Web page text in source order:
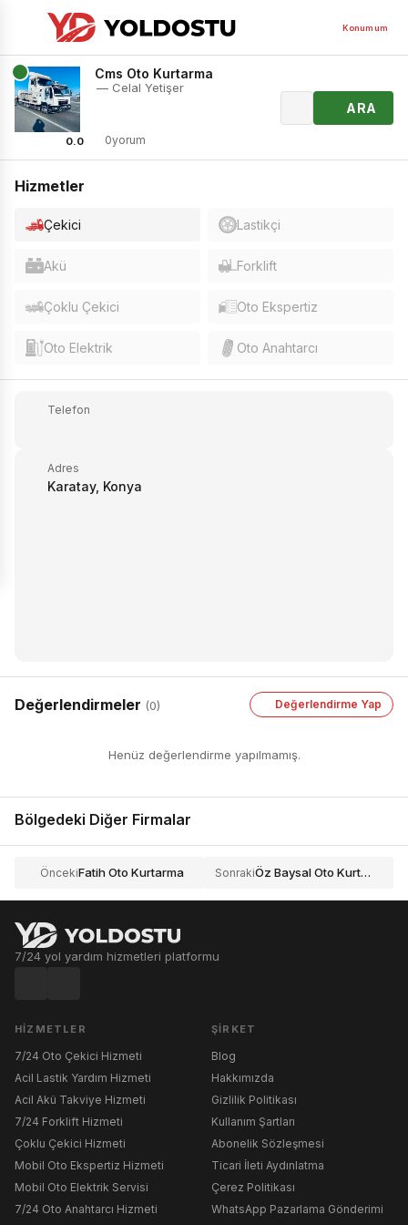
Konumum
0.0
Cms Oto Kurtarma
— Celal Yetişer
0yorum
ARA
Hizmetler
Çekici Lastikçi
Akü Forklift
Çoklu Çekici Oto Ekspertiz
Oto Elektrik Oto Anahtarcı
Telefon
Adres
Karatay, Konya
Değerlendirmeler (0) Değerlendirme Yap
Henüz değerlendirme yapılmamış.
Bölgedeki Diğer Firmalar
ÖncekiFatih Oto Kurtarma Sonraki Öz Baysal Oto Kurtarma Çekici
7/24 yol yardım hizmetleri platformu
HIZMETLER
7/24 Oto Çekici Hizmeti
Acil Lastik Yardım Hizmeti
Acil Akü Takviye Hizmeti
7/24 Forklift Hizmeti
Çoklu Çekici Hizmeti
Mobil Oto Ekspertiz Hizmeti
Mobil Oto Elektrik Servisi
7/24 Oto Anahtarcı Hizmeti
ŞIRKET
Blog
Hakkımızda
Gizlilik Politikası
Kullanım Şartları
Abonelik Sözleşmesi
Ticari İleti Aydınlatma
Çerez Politikası
WhatsApp Pazarlama Gönderimi